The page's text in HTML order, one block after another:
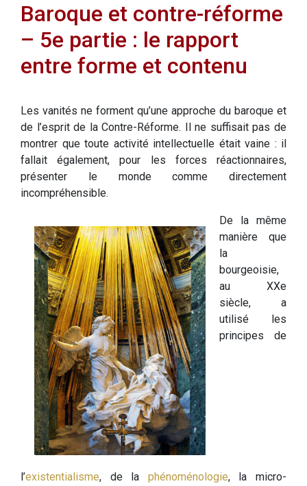
Baroque et contre-réforme
– 5e partie : le rapport
entre forme et contenu
Les vanités ne forment qu’une approche du baroque et
de l’esprit de la Contre-Réforme. Il ne suffisait pas de
montrer que toute activité intellectuelle était vaine : il
fallait également, pour les forces réactionnaires,
présenter le monde comme directement
incompréhensible.
De la même
manière que
la
bourgeoisie,
au XXe
siècle, a
utilisé les
principes de
l’existentialisme, de la phénoménologie, la micro-